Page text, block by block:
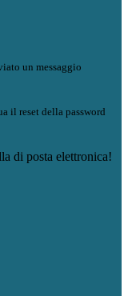
un messaggio
il reset della password
di posta elettronica!